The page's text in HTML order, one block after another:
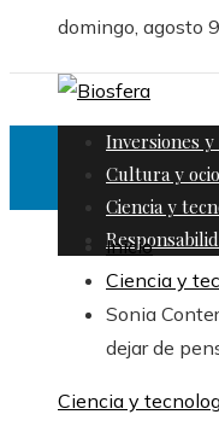
domingo, agosto 9
Inversiones y
Cultura y ocio
Ciencia y
Inicio
Ciencia y
Sonia
dejar de
Ciencia y